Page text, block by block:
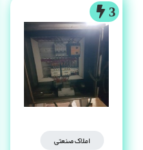
3
املاک صنعتی